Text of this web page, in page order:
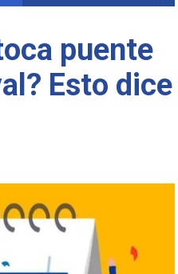
puente
Esto dice